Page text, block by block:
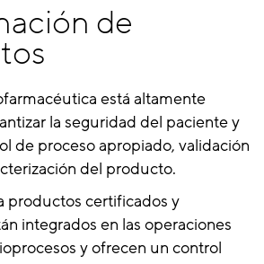
de
está altamente
la seguridad del paciente y
de proceso apropiado, validación
del producto.
productos certificados y
integrados en las operaciones
y ofrecen un control